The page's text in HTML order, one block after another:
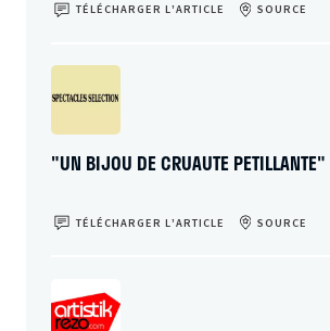
TÉLÉCHARGER L’ARTICLE SOURCE
"UN BIJOU DE CRUAUTE PETILLANTE"
TÉLÉCHARGER L’ARTICLE SOURCE